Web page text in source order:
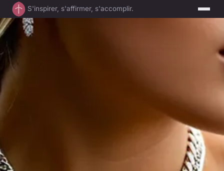
S'inspirer, s'affirmer, s'accomplir.